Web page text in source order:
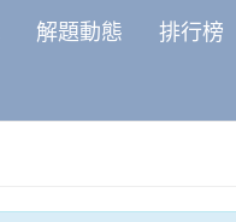
解題動態 排行榜